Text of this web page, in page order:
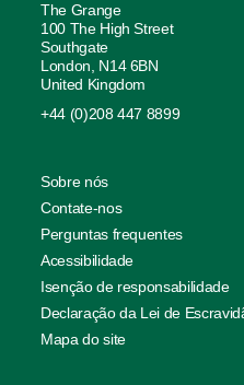
The Grange
100 The High Street
Southgate
London, N14 6BN
United Kingdom
+44 (0)208 447 8899
Sobre nós
Contate-nos
Perguntas frequentes
Acessibilidade
Isenção de responsabilidade
Declaração da Lei de
Mapa do site